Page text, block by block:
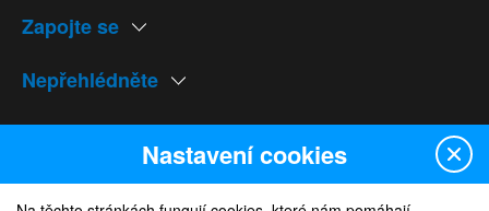
Zapojte se
Nepřehlédněte
Naše weby
Nastavení cookies